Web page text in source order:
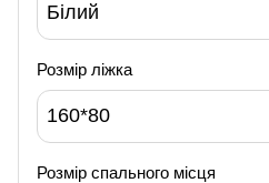
Білий
Розмір ліжка
160*80
Розмір спального місця